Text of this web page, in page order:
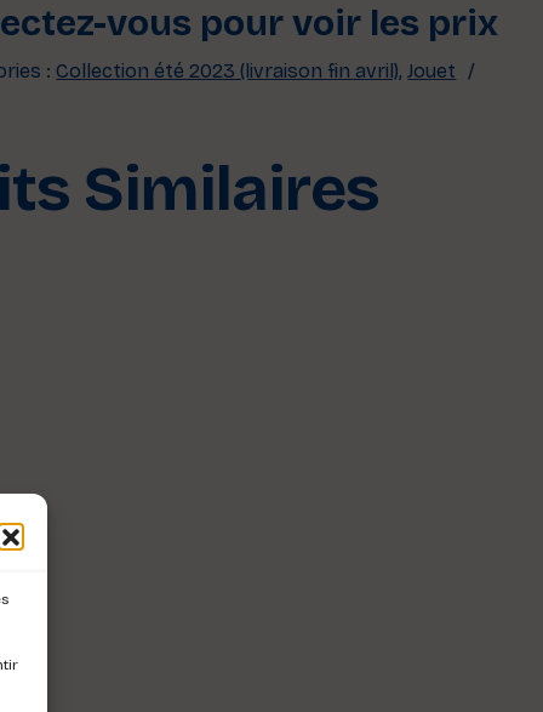
vous pour voir les prix
: Collection été 2023 (livraison fin avril),Jouet
Similaires